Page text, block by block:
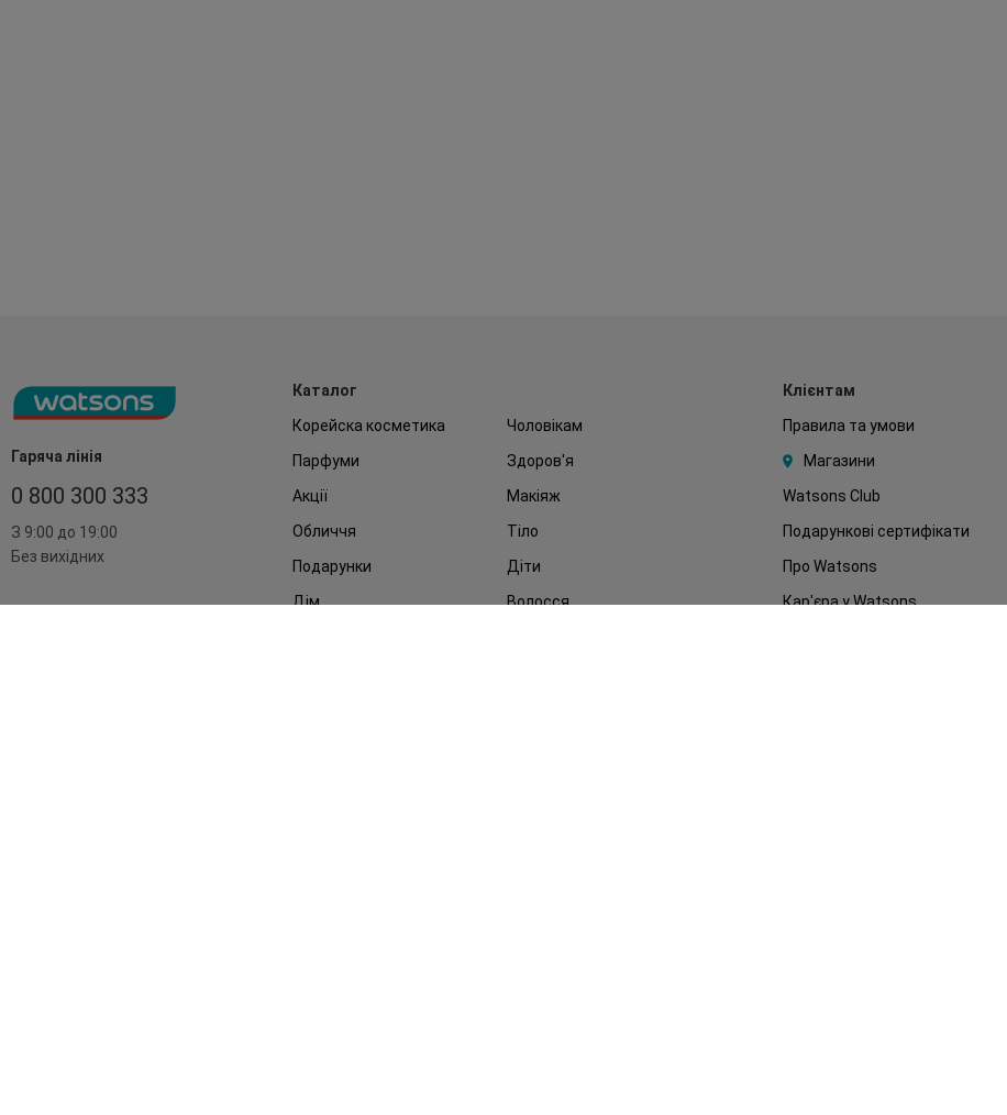
Гаряча лінія
0 800 300 333
З 9:00 до 19:00
Без вихідних
Каталог
Корейска косметика
Чоловікам
Парфуми
Здоров'я
Акції
Макіяж
Обличчя
Тіло
Подарунки
Діти
Дім
Волосся
Клієнтам
Правила та умови
Магазини
Watsons Club
Подарункові сертифікати
Про Watsons
Кар'єра у Watsons